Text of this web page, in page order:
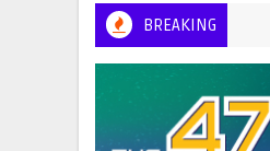
BREAKING